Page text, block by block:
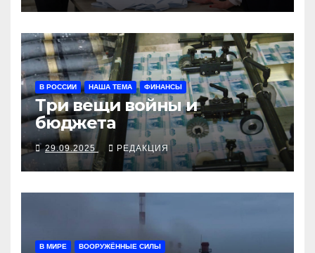
В РОССИИ НАША ТЕМА ФИНАНСЫ
Три вещи войны и
бюджета
29.09.2025 РЕДАКЦИЯ
В МИРЕ ВООРУЖЁННЫЕ СИЛЫ